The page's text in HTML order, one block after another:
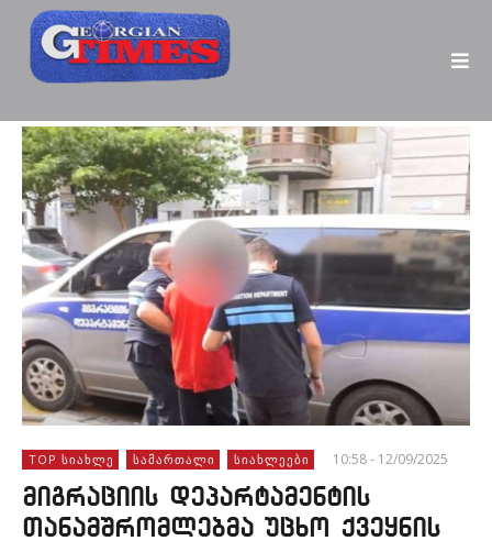
TOP ᲡᲘᲐᲮᲚᲔ ᲡᲐᲛᲐᲠᲗᲐᲚᲘ ᲡᲘᲐᲮᲚᲔᲔᲑᲘ 10:58 - 12/09/2025
მიგრაციის დეპარტამენტის
თანამშრომლებმა უცხო ქვეყნის